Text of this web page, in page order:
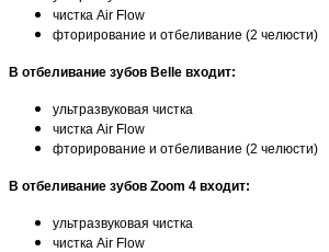
чистка Air Flow
фторирование и отбеливание (2 челюсти)
В отбеливание зубов Belle входит:
ультразвуковая чистка
чистка Air Flow
фторирование и отбеливание (2 челюсти)
В отбеливание зубов Zoom 4 входит:
ультразвуковая чистка
чистка Air Flow